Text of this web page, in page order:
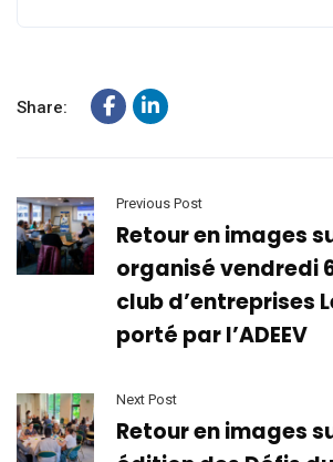
Share:
Previous Post
Retour en images
organisé vendredi
club d’entreprises
porté par l’ADEEV
Next Post
Retour en images